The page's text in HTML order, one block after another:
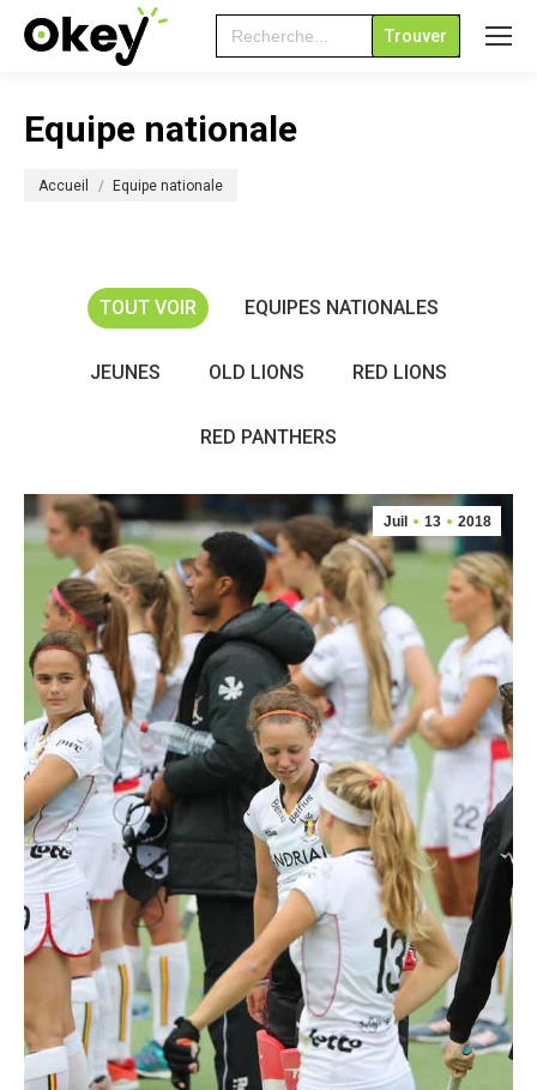
Search
for:
Equipe nationale
Accueil Equipe nationale
TOUT VOIR EQUIPES NATIONALES
JEUNES OLD LIONS RED LIONS
RED PANTHERS
Juil 13 2018